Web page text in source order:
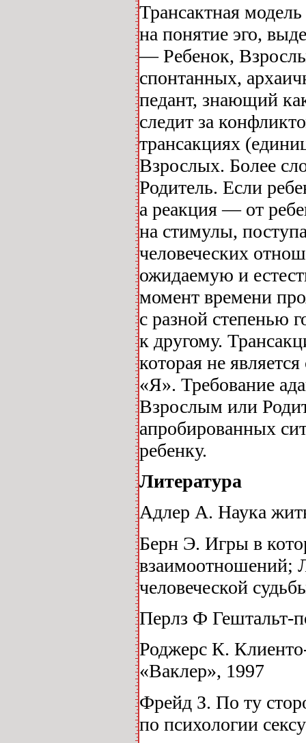
Трансактная
на понятие эго,
— Ребенок,
спонтанных,
педант, знающий
следит за
трансакциях
Взрослых. Более
Родитель. Если
а реакция — от
на стимулы,
человеческих
ожидаемую и
момент времени
с разной степенью
к другому.
которая не
«Я». Требование
Взрослым или
апробированных
ребенку.
Литература
Адлер А. Наука
Берн Э. Игры в
взаимоотношений;
человеческой
Перлз Ф Гештальт-
Роджерс К.
«Ваклер», 1997
Фрейд З. По ту
по психологии